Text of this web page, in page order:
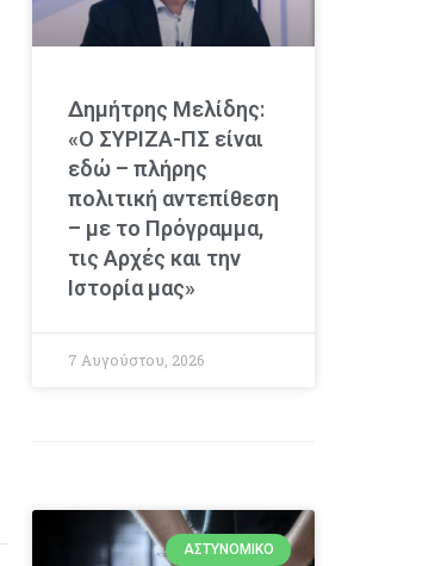
Δημήτρης Μελίδης:
«Ο ΣΥΡΙΖΑ-ΠΣ είναι
εδώ – πλήρης
πολιτική αντεπίθεση
– με το Πρόγραμμα,
τις Αρχές και την
Ιστορία μας»
7 Αυγούστου, 2026
ΑΣΤΥΝΟΜΙΚΌ